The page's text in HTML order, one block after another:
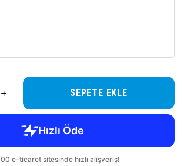
SEPETE EKLE